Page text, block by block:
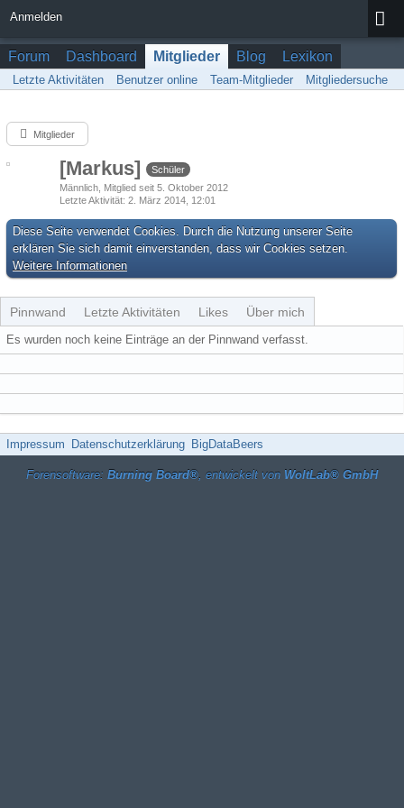
Anmelden
Forum Dashboard Mitglieder Blog Lexikon
Letzte Aktivitäten Benutzer online Team-Mitglieder Mitgliedersuche
Mitglieder
[Markus]
Schüler
Männlich Mitglied seit 5. Oktober 2012
Letzte Aktivität 2. März 2014, 12:01
Diese Seite verwendet Cookies. Durch die Nutzung unserer Seite
erklären Sie sich damit einverstanden, dass wir Cookies setzen.
Weitere Informationen
Pinnwand Letzte Aktivitäten Likes Über mich
Es wurden noch keine Einträge an der Pinnwand verfasst.
Impressum Datenschutzerklärung BigDataBeers
Forensoftware: Burning Board®, entwickelt von WoltLab® GmbH